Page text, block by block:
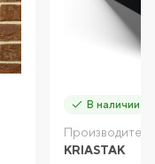
В наличии
KRIASTAK